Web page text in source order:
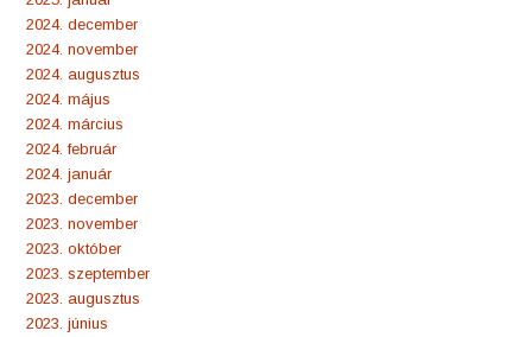
2024. december
2024. november
2024. augusztus
2024. május
2024. március
2024. február
2024. január
2023. december
2023. november
2023. október
2023. szeptember
2023. augusztus
2023. június